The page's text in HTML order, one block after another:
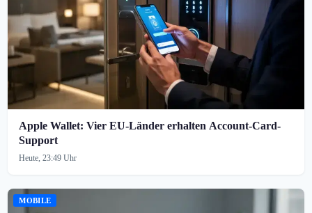
Apple Wallet: Vier EU-Länder erhalten Account-Card-
Support
Heute, 23:49 Uhr
MOBILE